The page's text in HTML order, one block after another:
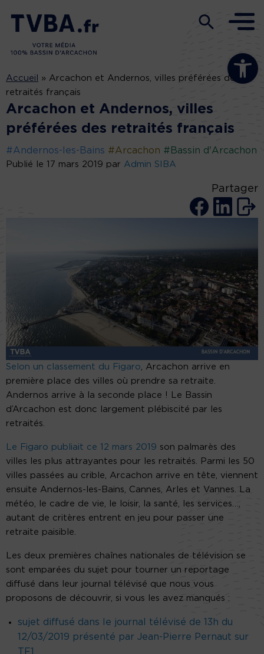
Ouvrir la
Accueil » Arcachon et Andernos, villes préférées des
retraités français
Arcachon et Andernos, villes
préférées des retraités français
#Andernos-les-Bains #Arcachon #Bassin d'Arcachon
Publié le 17 mars 2019 par Admin SIBA
Partager
Selon un classement du Figaro, Arcachon arrive en
première place des villes où prendre sa retraite.
Andernos arrive à la seconde place ! Le Bassin
d’Arcachon est donc largement plébiscité par les
retraités.
Le Figaro publiait ce 12 mars 2019 son palmarès des
villes les plus attrayantes pour les retraités. Parmi les 50
villes passées au crible, Arcachon arrive en tête, viennent
ensuite Andernos-les-Bains, Cannes, Arles et Vannes. La
météo, le cadre de vie, le loisir, la santé, les services…,
autant de critères entrent en jeu pour passer une
retraite paisible.
Les deux premières chaînes nationales de télévision se
sont emparées du sujet pour tourner un reportage
diffusé dans leur journal télévisé que nous vous
proposons de découvrir, si vous les avez manqués :
sujet diffusé dans le journal télévisé de 13h du
12/03/2019 présenté par Jean-Pierre Pernaut sur
TF1.